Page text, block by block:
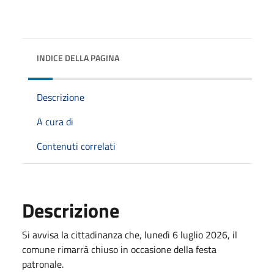
INDICE DELLA PAGINA
Descrizione
A cura di
Contenuti correlati
Descrizione
Si avvisa la cittadinanza che, lunedì 6 luglio 2026, il
comune rimarrà chiuso in occasione della festa
patronale.